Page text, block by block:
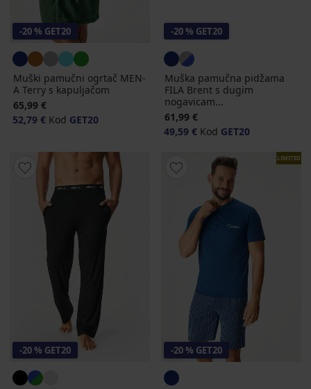
-20 % GET20
Muški pamučni ogrtač MEN-
A Terry s kapuljačom
65,99 €
52,79 € Kod GET20
-20 % GET20
Muška pamučna pidžama
FILA Brent s dugim
nogavicam...
61,99 €
49,59 € Kod GET20
-20 % GET20
LIMITED
-20 % GET20